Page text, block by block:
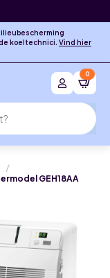
koeltechnici. Vind hier
0
GEH18AA